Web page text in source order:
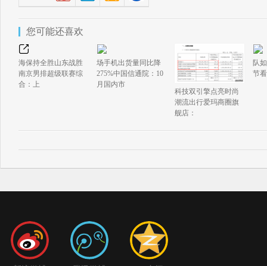
您可能还喜欢
海保持全胜山东战胜
南京男排超级联赛综
合：上
场手机出货量同比降
275%中国信通院：10
月国内市
科技双引擎点亮时尚
潮流出行爱玛商圈旗
舰店：
队
节